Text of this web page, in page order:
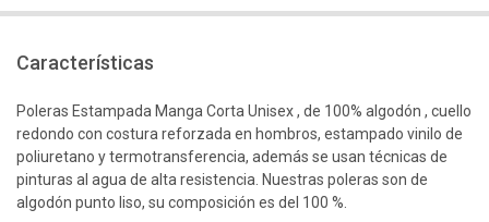
Características
Poleras Estampada Manga Corta Unisex , de 100% algodón , cuello
redondo con costura reforzada en hombros, estampado vinilo de
poliuretano y termotransferencia, además se usan técnicas de
pinturas al agua de alta resistencia. Nuestras poleras son de
algodón punto liso, su composición es del 100 %.